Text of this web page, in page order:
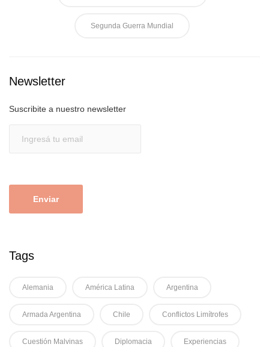
Segunda Guerra Mundial
Newsletter
Suscribite a nuestro newsletter
Tags
Alemania América Latina Argentina
Armada Argentina Chile Conflictos Limítrofes
Cuestión Malvinas Diplomacia Experiencias